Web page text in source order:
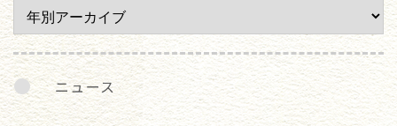
ニュース